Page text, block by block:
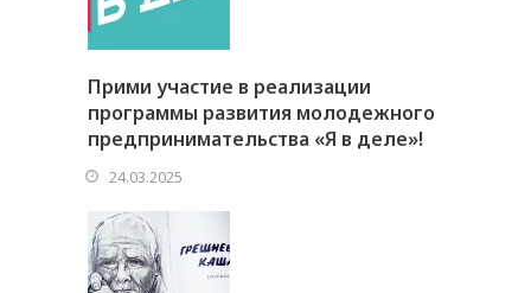
Прими участие в реализации
программы развития молодежного
предпринимательства «Я в деле»!
24.03.2025